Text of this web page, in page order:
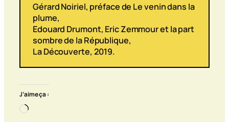
Gérard Noiriel, préface de Le venin dans la
plume,
Edouard Drumont, Eric Zemmour et la part
sombre de la République,
La Découverte, 2019.
J’aime ça :
Chargement…